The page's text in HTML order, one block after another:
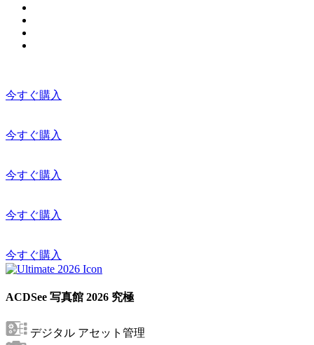
今すぐ購入
今すぐ購入
今すぐ購入
今すぐ購入
今すぐ購入
ACDSee 写真館 2026 究極
デジタル アセット管理